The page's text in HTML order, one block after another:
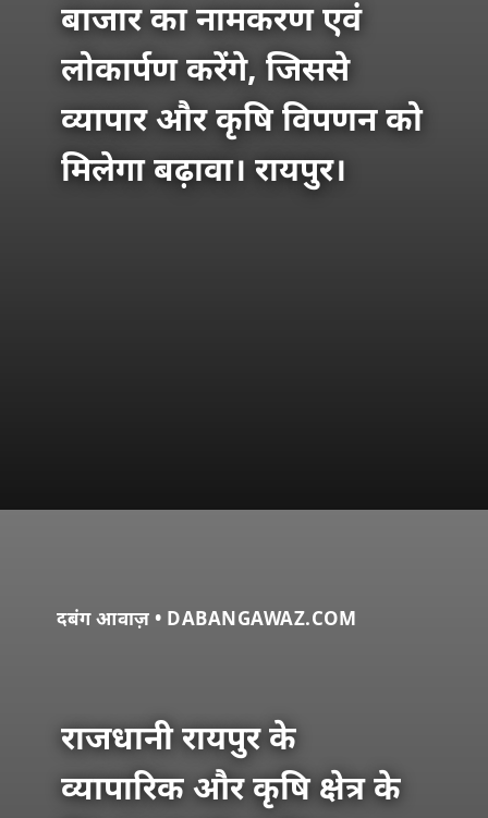
बाजार का नामकरण एवं
लोकार्पण करेंगे, जिससे
व्यापार और कृषि विपणन को
मिलेगा बढ़ावा। रायपुर।
दबंग आवाज़ • DABANGAWAZ.COM
राजधानी रायपुर के
व्यापारिक और कृषि क्षेत्र के